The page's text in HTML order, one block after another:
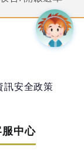
訊安全政策
中心